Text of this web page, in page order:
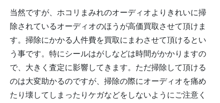
当然ですが、ホコリまみれのオーディオよりきれいに掃
除されているオーディオのほうが高価買取させて頂けま
す。掃除にかかる人件費を買取にまわさせて頂けるとい
う事です。特にシールはがしなどは時間がかかりますの
で、大きく査定に影響してきます。ただ掃除して頂ける
のは大変助かるのですが、掃除の際にオーディオを痛め
たり壊してしまったりケガなどをしないようにご注意く